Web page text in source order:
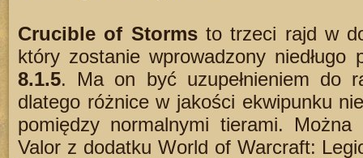
Crucible of Stormsto trzeci rajd w
który zostanie wprowadzony
8.1.5. Ma on być uzupełnieniem do
dlatego różnice w jakości ekwipunku
pomiędzy normalnymi tierami.
Valor z dodatku World of Warcraft: